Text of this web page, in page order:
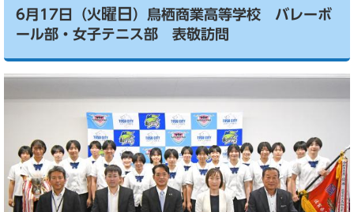
6月17日（火 曜日 ）鳥栖商業高等学校 バレーボ
ール部・女子テニス部 表敬訪問